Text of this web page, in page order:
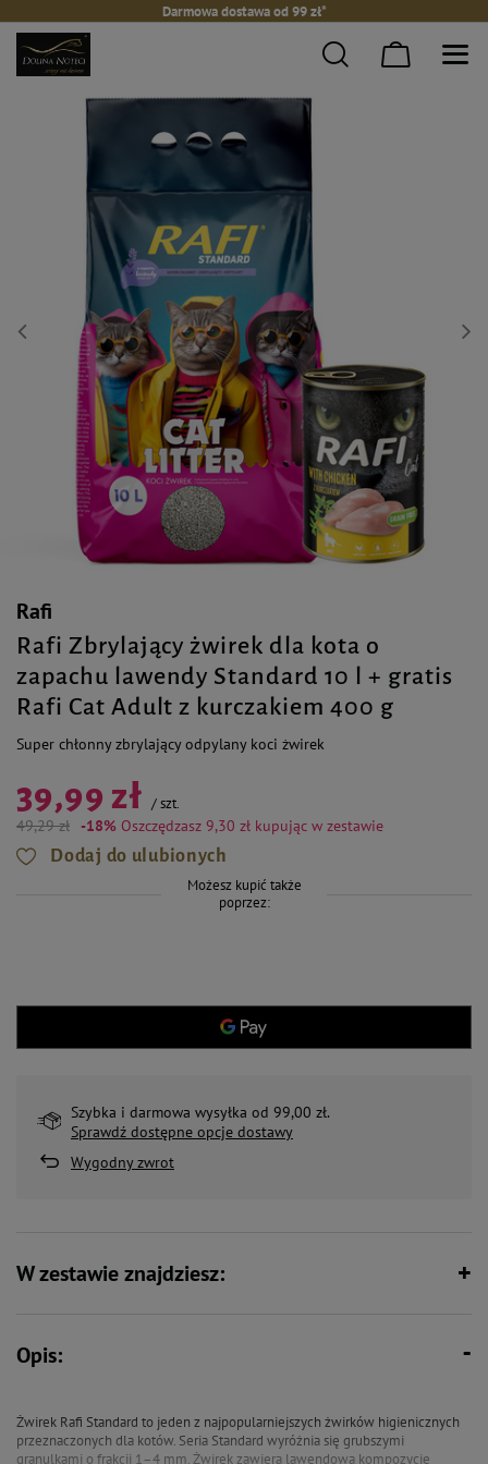
Darmowa dostawa od 99 zł*
Rafi
Rafi Zbrylający żwirek dla kota o
zapachu lawendy Standard 10 l + gratis
Rafi Cat Adult z kurczakiem 400 g
Super chłonny zbrylający odpylany koci żwirek
39,99 zł /szt.
49,29 zł -18% Oszczędzasz 9,30 zł kupując w zestawie
Dodaj do ulubionych
Możesz kupić także
poprzez:
Szybka i darmowa wysyłka od 99,00 zł.
Sprawdź dostępne opcje dostawy
Wygodny zwrot
W zestawie znajdziesz:
Opis:
Żwirek Rafi Standard to jeden z najpopularniejszych żwirków higienicznych
przeznaczonych dla kotów. Seria Standard wyróżnia się grubszymi
granulkami o frakcji 1–4 mm. Żwirek zawiera lawendową kompozycję